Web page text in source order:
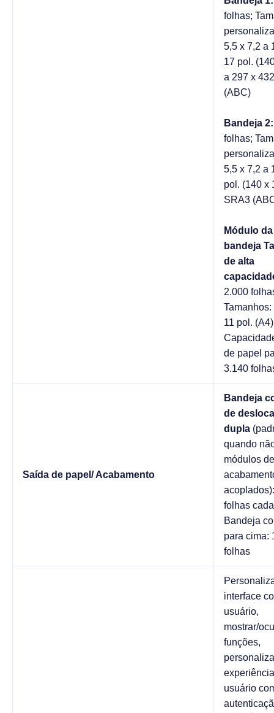
folhas;
5,5 x 7,2 a
17 pol.
a 297 x
(ABC)
Bandeja 2:
folhas;
5,5 x 7,2 a
pol. (140 x
SRA3
Módulo da
bandeja
de alta
2.000
Tamanhos:
11 pol.
de papel
3.140
Saída de papel/ Acabamento
Bandeja
de
dupla
quando
módulos de
folhas
Bandeja
para cima:
folhas
interface
usuário,
mostrar/
funções,
usuário